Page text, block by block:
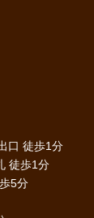
口 徒歩1分
徒歩1分
5分